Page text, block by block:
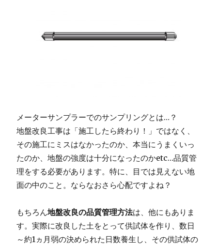
メーターサンプラーでのサンプリングとは…？
地盤改良工事は「施工したら終わり！」ではなく、
その施工にミスはなかったのか、本当にうまくいっ
たのか、地盤の強度は十分になったのかetc…品質管
理をする必要があります。特に、目では見えない地
面の中のこと。ならなおさら心配ですよね？
もちろん地盤改良の品質管理方法は、他にもありま
す。実際に改良した土をとって供試体を作り、数日
～約1ヵ月弱の決められた日数養生し、その供試体の